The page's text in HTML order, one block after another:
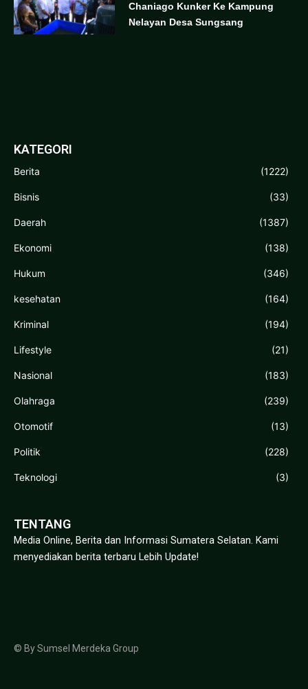
Chaniago Kunker Ke Kampung
Nelayan Desa Sungsang
KATEGORI
Berita (1222)
Bisnis (33)
Daerah (1387)
Ekonomi (138)
Hukum (346)
kesehatan (164)
Kriminal (194)
Lifestyle (21)
Nasional (183)
Olahraga (239)
Otomotif (13)
Politik (228)
Teknologi (3)
TENTANG
Media Online, Berita dan Informasi Sumatera Selatan. Kami
menyediakan berita terbaru Lebih Update!
© By Sumsel Merdeka Group